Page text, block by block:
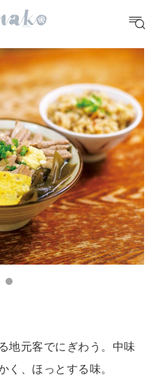
#カフェ
しい
く？
わたし
Love Holoscope
ットメッセージ
地元客でにぎわう。中味
く、ほっとする味。